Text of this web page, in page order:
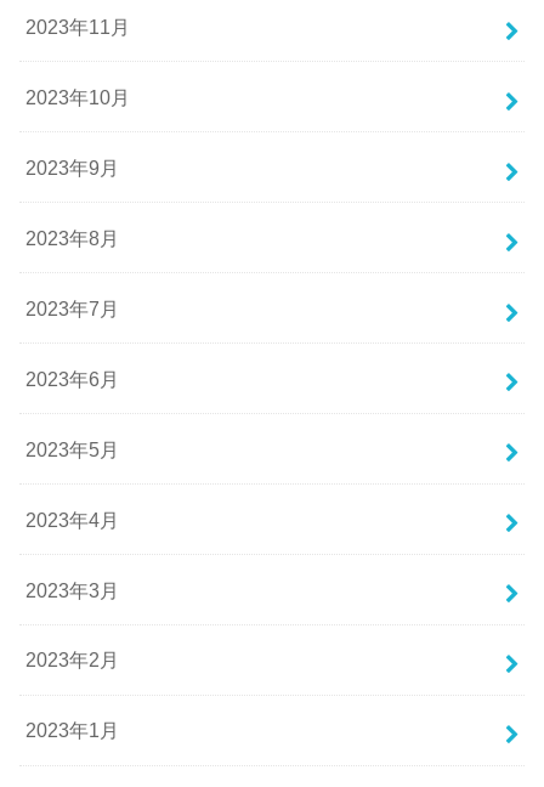
2023年11月
2023年10月
2023年9月
2023年8月
2023年7月
2023年6月
2023年5月
2023年4月
2023年3月
2023年2月
2023年1月